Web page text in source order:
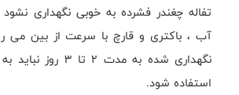
تفاله چغندر فشرده به خوبی نگهداری
آب ، باکتری و قارچ با سرعت از بین می
نگهداری شده به مدت
استفاده شود.